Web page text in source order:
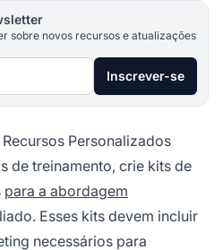
sobre novos recursos e atualizações
Inscrever-se
Personalizados
de treinamento, crie kits de
para a abordagem
Esses kits devem incluir
necessários para